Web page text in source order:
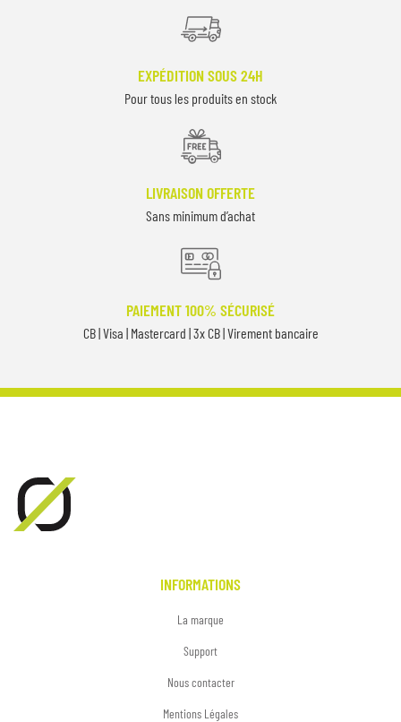
EXPÉDITION SOUS 24H
Pour tous les produits en stock
LIVRAISON OFFERTE
Sans minimum d’achat
PAIEMENT 100% SÉCURISÉ
CB | Visa | Mastercard | 3x CB | Virement bancaire
INFORMATIONS
La marque
Support
Nous contacter
Mentions Légales